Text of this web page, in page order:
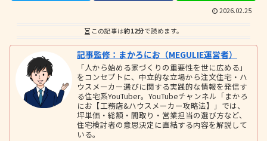
2026.02.25
この記事は約12分で読めます。
記事監修：まかろにお（MEGULIE運営者）
「人から始める家づくりの重要性を世に広める」
をコンセプトに、中立的な立場から注文住宅・ハ
ウスメーカー選びに関する実践的な情報を発信す
る住宅系YouTuber。YouTubeチャンネル「まかろ
にお【工務店&ハウスメーカー攻略法】」では、
坪単価・総額・間取り・営業担当の選び方など、
住宅検討者の意思決定に直結する内容を解説して
いる。